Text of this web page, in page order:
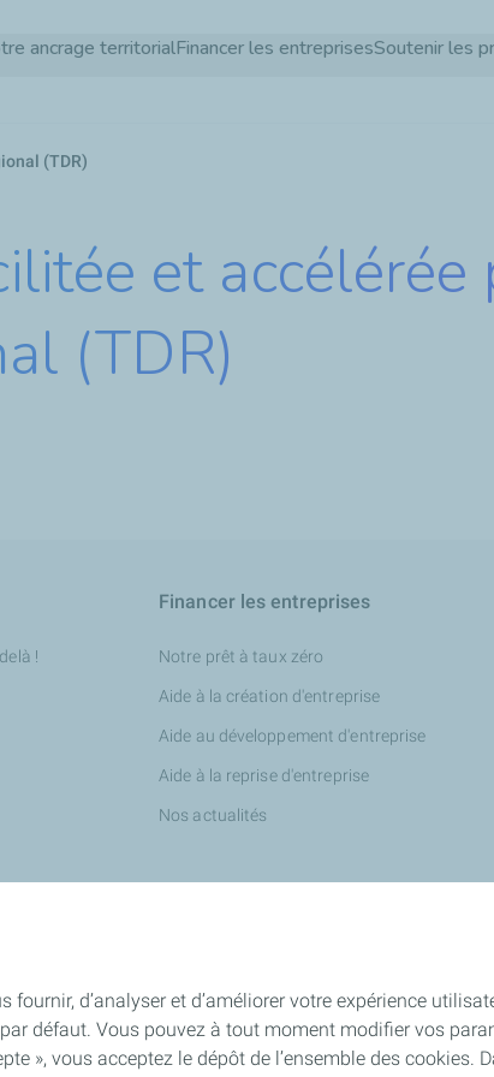
Aller
ancrage territorialFinancer les entreprisesSoutenir les
(TDR)
et accélérée
(TDR)
!
Financer les entreprises
Notre prêt à taux zéro
Aide à la création d'entreprise
Aide au développement d'entreprise
Aide à la reprise d'entreprise
Nos actualités
d’analyser et d’améliorer votre expérience
défaut. Vous pouvez à tout moment modifier vos
», vous acceptez le dépôt de l’ensemble des cookies.